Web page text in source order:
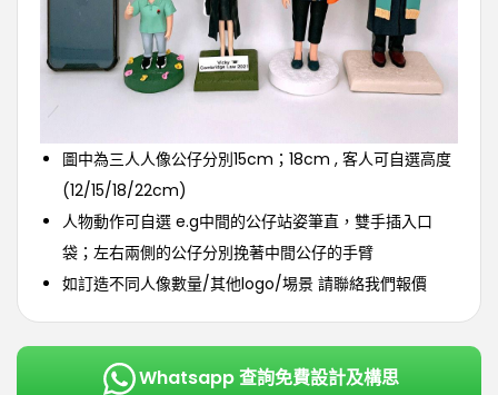
圖中為三人人像公仔分別15cm；18cm , 客人可自選高度
(12/15/18/22cm)
人物動作可自選 e.g中間的公仔站姿筆直，雙手插入口
袋；左右兩側的公仔分別挽著中間公仔的手臂
如訂造不同人像數量/其他logo/埸景 請聯絡我們報價
Whatsapp 查詢免費設計及構思